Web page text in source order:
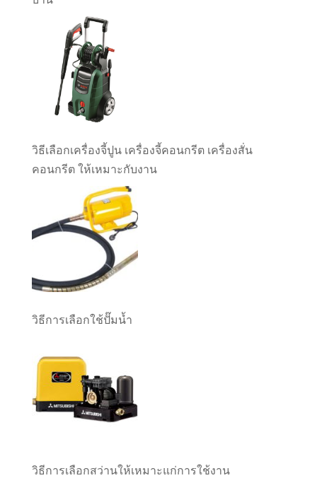
วิธีเลือกเครื่องจี้ปูน เครื่องจี้คอนกรีต เครื่องสั่น
คอนกรีต ให้เหมาะกับงาน
วิธีการเลือกใช้ปั๊มน้ำ
วิธีการเลือกสว่านให้เหมาะแก่การใช้งาน